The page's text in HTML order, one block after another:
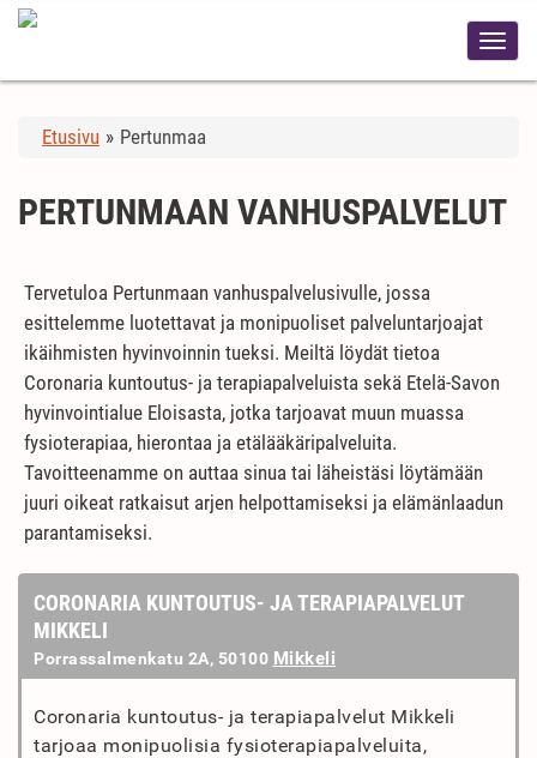
Etusivu » Pertunmaa
PERTUNMAAN VANHUSPALVELUT
Tervetuloa Pertunmaan vanhuspalvelusivulle, jossa
esittelemme luotettavat ja monipuoliset palveluntarjoajat
ikäihmisten hyvinvoinnin tueksi. Meiltä löydät tietoa
Coronaria kuntoutus- ja terapiapalveluista sekä Etelä-Savon
hyvinvointialue Eloisasta, jotka tarjoavat muun muassa
fysioterapiaa, hierontaa ja etälääkäripalveluita.
Tavoitteenamme on auttaa sinua tai läheistäsi löytämään
juuri oikeat ratkaisut arjen helpottamiseksi ja elämänlaadun
parantamiseksi.
CORONARIA KUNTOUTUS- JA TERAPIAPALVELUT
MIKKELI
Porrassalmenkatu 2A, 50100 Mikkeli
Coronaria kuntoutus- ja terapiapalvelut Mikkeli
tarjoaa monipuolisia fysioterapiapalveluita,